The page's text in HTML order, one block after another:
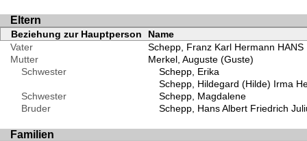
Eltern
Beziehung zur Hauptperson Name
Vater
Schepp, Franz Karl Hermann HANS
Mutter
Merkel, Auguste (Guste)
Schwester
Schepp, Erika
Schepp, Hildegard (Hilde) Irma
Schwester
Schepp, Magdalene
Bruder
Schepp, Hans Albert Friedrich
Familien